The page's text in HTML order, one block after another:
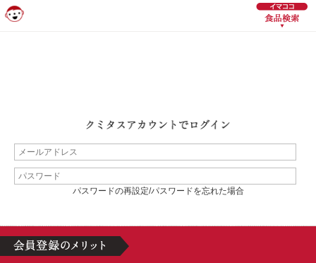
パスワードの再設定/パスワードを忘れた場合